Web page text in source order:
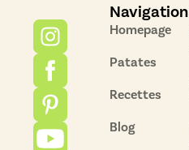
Navigation
Homepage
Patates
Recettes
Blog